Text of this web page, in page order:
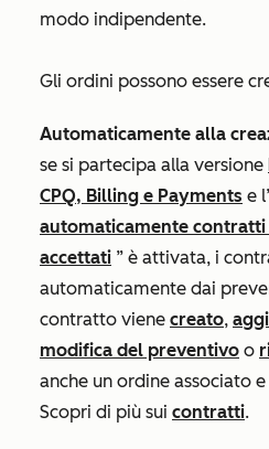
modo indipendente.
Gli ordini possono essere
Automaticamente alla
se si partecipa alla versione
CPQ, Billing e Payments e
automaticamente
accettati ” è attivata, i
automaticamente dai
contratto viene creato,
modifica del preventivo o
anche un ordine associato
Scopri di più sui contratti.